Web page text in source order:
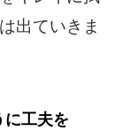
出ていきま
に工夫を